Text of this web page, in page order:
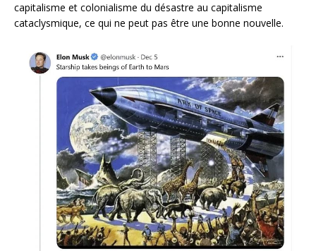
capitalisme et colonialisme du désastre au capitalisme
cataclysmique, ce qui ne peut pas être une bonne nouvelle.